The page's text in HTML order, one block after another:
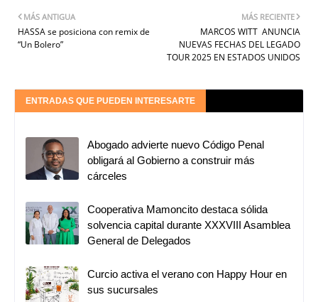
MÁS RECIENTE
MARCOS WITT ANUNCIA
NUEVAS FECHAS DEL LEGADO
TOUR 2025 EN ESTADOS UNIDOS
MÁS ANTIGUA
HASSA se posiciona con remix de
“Un Bolero”
ENTRADAS QUE PUEDEN INTERESARTE
Abogado advierte nuevo Código Penal
obligará al Gobierno a construir más
cárceles
Cooperativa Mamoncito destaca sólida
solvencia capital durante XXXVIII Asamblea
General de Delegados
Curcio activa el verano con Happy Hour en
sus sucursales